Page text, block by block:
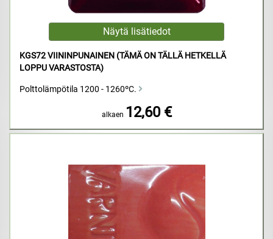
KGS72 VIININPUNAINEN (TÄMÄ ON TÄLLÄ HETKELLÄ
LOPPU VARASTOSTA)
Polttolämpötila 1200 - 1260ºC.
alkaen 12,60 €